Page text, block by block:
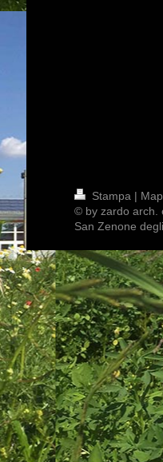
Stampa |
© by zardo arch.
San Zenone